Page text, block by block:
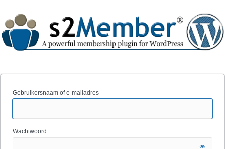
Gebruikersnaam of e-mailadres
Wachtwoord